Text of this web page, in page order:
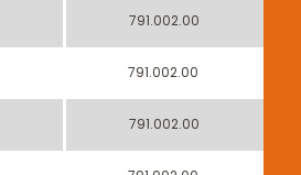
791.002.00
791.002.00
791.002.00